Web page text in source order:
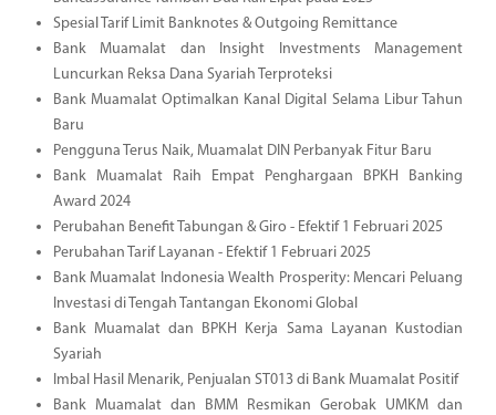
Spesial Tarif Limit Banknotes & Outgoing Remittance
Bank Muamalat dan Insight Investments Management
Luncurkan Reksa Dana Syariah Terproteksi
Bank Muamalat Optimalkan Kanal Digital Selama Libur Tahun
Baru
Pengguna Terus Naik, Muamalat DIN Perbanyak Fitur Baru
Bank Muamalat Raih Empat Penghargaan BPKH Banking
Award 2024
Perubahan Benefit Tabungan & Giro - Efektif 1 Februari 2025
Perubahan Tarif Layanan - Efektif 1 Februari 2025
Bank Muamalat Indonesia Wealth Prosperity: Mencari Peluang
Investasi di Tengah Tantangan Ekonomi Global
Bank Muamalat dan BPKH Kerja Sama Layanan Kustodian
Syariah
Imbal Hasil Menarik, Penjualan ST013 di Bank Muamalat Positif
Bank Muamalat dan BMM Resmikan Gerobak UMKM dan